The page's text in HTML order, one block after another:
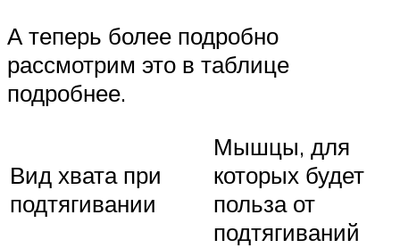
А теперь более подробно
рассмотрим это в таблице
подробнее.
Вид хвата при
подтягивании
Мышцы, для
которых будет
польза от
подтягиваний